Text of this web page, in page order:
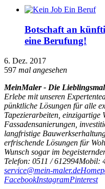
Botschaft an
eine Berufung!
6. Dez. 2017
597 mal angesehen
MeinMaler - Die
Erlebe mit unseren
pünktliche Lösungen für alle
Tapezierarbeiten, einzigartige
Fassadensanierungen,
langfristige
erfrischende Lösungen für
Wunsch sogar im
Telefon: 0511 / 612994Mobil:
service@mein-maler.de
FacebookInstagramPinterest